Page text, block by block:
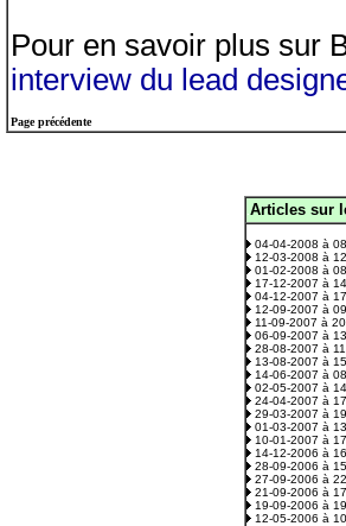
Pour en savoir plus sur
interview du lead
Page précédente
Articles sur
04-04-2008 à
12-03-2008 à
01-02-2008 à
17-12-2007 à
04-12-2007 à
12-09-2007 à
11-09-2007 à
06-09-2007 à
28-08-2007 à
13-08-2007 à
14-06-2007 à
02-05-2007 à
24-04-2007 à
29-03-2007 à
01-03-2007 à
10-01-2007 à
14-12-2006 à
28-09-2006 à
27-09-2006 à
21-09-2006 à
19-09-2006 à
12-05-2006 à